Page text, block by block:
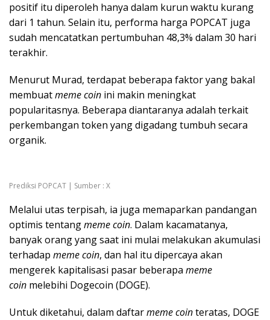
positif itu diperoleh hanya dalam kurun waktu kurang
dari 1 tahun. Selain itu, performa harga POPCAT juga
sudah mencatatkan pertumbuhan 48,3% dalam 30 hari
terakhir.
Menurut Murad, terdapat beberapa faktor yang bakal
membuatmeme coin ini makin meningkat
popularitasnya. Beberapa diantaranya adalah terkait
perkembangan token yang digadang tumbuh secara
organik.
Prediksi POPCAT | Sumber : X
Melalui utas terpisah, ia juga memaparkan pandangan
optimis tentangmeme coin. Dalam kacamatanya,
banyak orang yang saat ini mulai melakukan akumulasi
terhadap meme coin, dan hal itu dipercaya akan
mengerek kapitalisasi pasar beberapa meme
coin melebihi Dogecoin (DOGE).
Untuk diketahui, dalam daftarmeme cointeratas, DOGE